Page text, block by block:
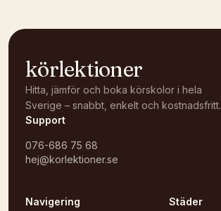
körlektioner
Hitta, jämför och boka körskolor i hela
Sverige – snabbt, enkelt och kostnadsfritt.
Support
076-686 75 68
hej@korlektioner.se
Navigering Städer